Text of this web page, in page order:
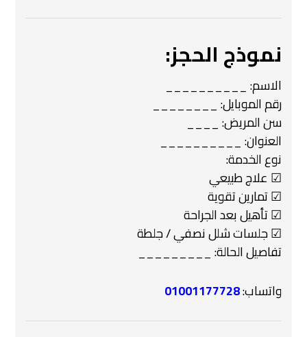
نموذج الحجز:
الاسم: __________
رقم الموبايل: ________
سن المريض: ____
العنوان: __________
نوع الخدمة:
☑ علاج طبيعي
☑ تمارين تقوية
☑ تأهيل بعد الجراحة
☑ جلسات شلل نصفي / جلطة
تفاصيل الحالة: _________
واتساب:01001177728